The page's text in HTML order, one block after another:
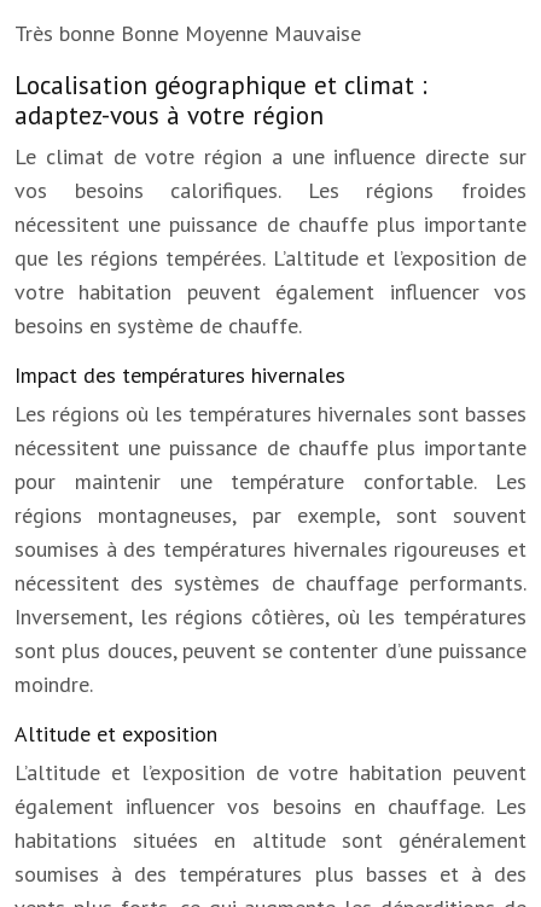
Très bonne Bonne Moyenne Mauvaise
Localisation géographique et climat :
adaptez-vous à votre région
Le climat de votre région a une influence directe sur
vos besoins calorifiques. Les régions froides
nécessitent une puissance de chauffe plus importante
que les régions tempérées. L’altitude et l’exposition de
votre habitation peuvent également influencer vos
besoins en système de chauffe.
Impact des températures hivernales
Les régions où les températures hivernales sont basses
nécessitent une puissance de chauffe plus importante
pour maintenir une température confortable. Les
régions montagneuses, par exemple, sont souvent
soumises à des températures hivernales rigoureuses et
nécessitent des systèmes de chauffage performants.
Inversement, les régions côtières, où les températures
sont plus douces, peuvent se contenter d’une puissance
moindre.
Altitude et exposition
L’altitude et l’exposition de votre habitation peuvent
également influencer vos besoins en chauffage. Les
habitations situées en altitude sont généralement
soumises à des températures plus basses et à des